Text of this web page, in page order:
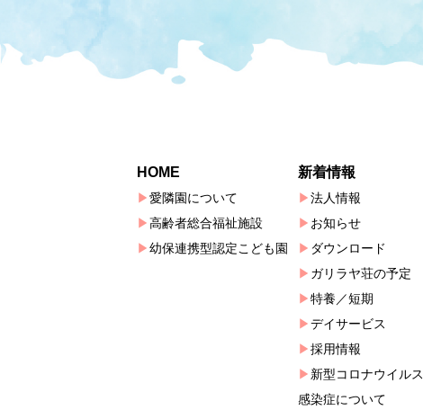
HOME
愛隣園について
高齢者総合福祉施設
幼保連携型認定こども園
新着情報
法人情報
お知らせ
ダウンロード
ガリラヤ荘の予定
特養／短期
デイサービス
採用情報
新型コロナウイルス
感染症について